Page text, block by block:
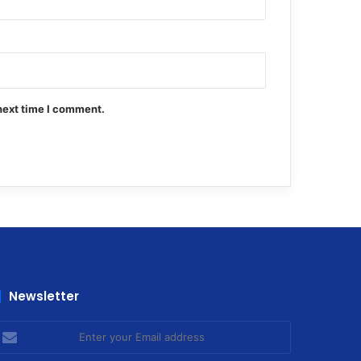
time I comment.
Newsletter